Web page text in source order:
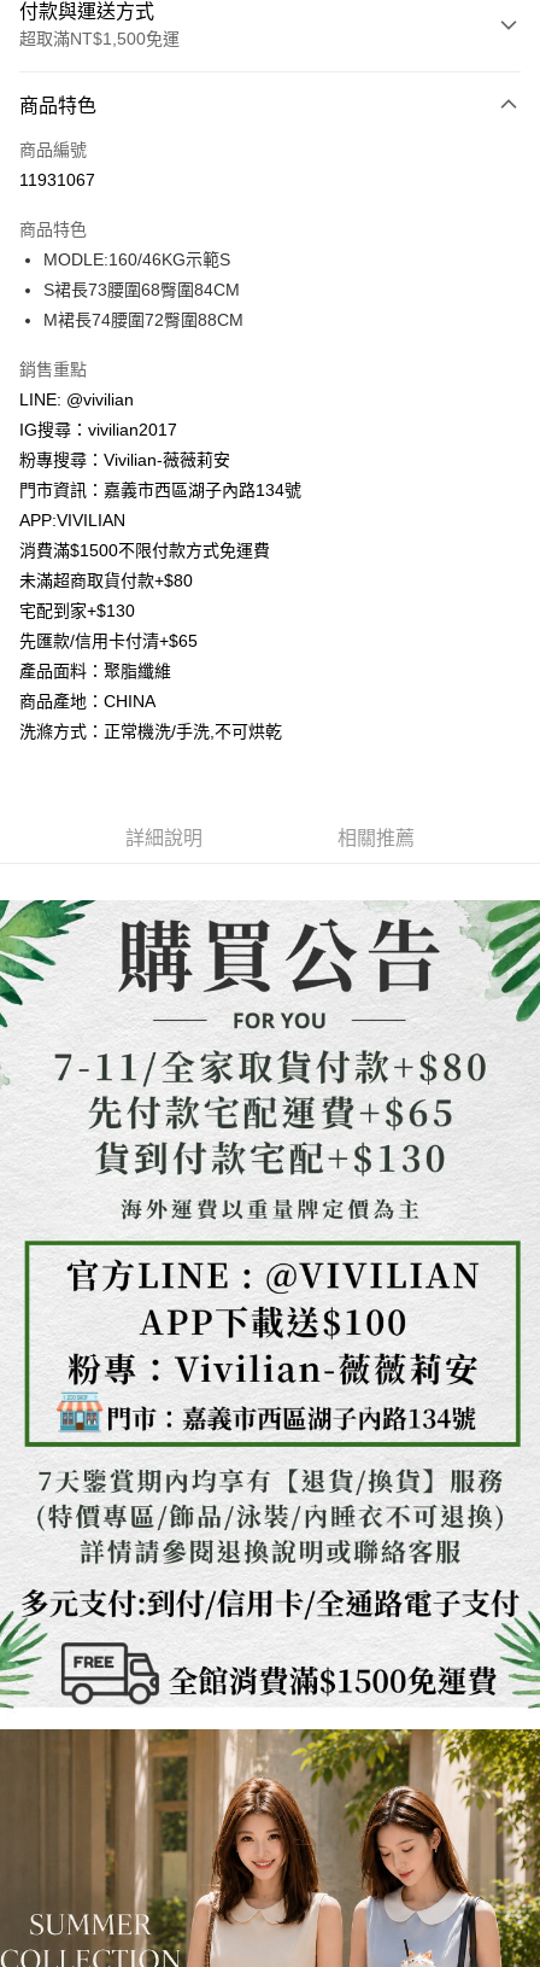
付款與運送方式
超取滿NT$1,500免運
信用卡一次付款
信用卡分期付款
合作金庫商業銀行
華南商業銀行
上海商業儲蓄銀行
國泰世華商業銀行
匯豐（台灣）商業銀行
聯邦商業銀行
元大商業銀行
台新國際商業銀行
台灣樂天信用卡公司
LINE Pay
街口支付
Google Pay
大哥付你分期
相關說明
【大哥付你分期使用說明】
1.本服務由台灣大哥大提供，台灣大哥大用戶可立即使用無須另外申請。
2.付款方式選擇「大哥付你分期」，訂單成立後會自動跳轉到大哥付的交易
流程，驗證手機門號後，選擇欲分期的期數、繳款截止日，確認付款後即完
成交易。
3.實際核准額度、可分期數及費用金額請依後續交易確認頁面所載為準。
4.訂單成立30分鐘內，如未前往確認交易或遇審核未通過，訂單將自動取
消。如遇「轉專審核」未通過狀況，表示未達大哥付你分期系統評分，恕無
法說明評估內容。
【繳款方式說明】
用戶於交易時，得透過本服務購買商品或服務，並由商店將買賣／分期付款
買賣價金債權讓與本公司後，依約使用本公司帳單繳交帳款。
2.基於同意付款使用「大哥付你分期」之契約關係目的，商店將以您的個人
資料（包含姓名、電話或地址）提供予台灣大哥大進項蒐集、處理及利用，
由本公司與您本人進行分期帳單所需資料之確認、核對及更正。
3.完整用戶服務條款，請詳閱以下連結：
https://oppay.tw/userRule
AFTEE先享後付
相關說明
【關於「AFTEE先享後付」】
便利好安心！
１．簡單：不需註冊會員、不需綁卡、不需儲值。
２．便利：只要手機號碼，簡訊認證，即可結帳。
３．安心：先確認商品／服務後，再付款。
３．收到繳費通知簡訊後14天內，點擊此簡訊中的連結，可透過四大超商／
購買商品的店家。未經商家同意取消之訂單仍視為有效，需透過AFTEE先享
後付繳納相關費用。
※ 交易是否成功請以「AFTEE先享後付 」之結帳頁面顯示為準，若有關於
是否繳費成功／繳費後需取消欲退款等相關疑問，請聯繫「AFTEE先享後付
客戶支援中心」
https://netprotections.freshdesk.com/support/home
１．透過由恩沛科技股份有限公司提供之「AFTEE先享後付」服務完成之交
易，需依本服務之必要範圍內提供個人資料，並將交易相關給付款項請求債
權轉讓予恩沛科技股份有限公司。
２．關於個人資料處理事宜，請瀏覽以下網址：
https://aftee.tw/terms/#terms3
３．未成年的使用者請事先徵得法定代理人或監護人之同意方可使用
「AFTEE先享後付」，若未經同意申辦者引起之損失，本公司不負相關責
４．使用「AFTEE先享後付」時，將依據個別帳號之用戶狀況，依本公司即
時審查核予不同之上限額度；若仍有額度不足之情形，本公司將視審查結果
請求用戶進行身份認證。
５．嚴禁一人註冊多個帳號或使用他人資訊註冊。若發現惡意使用之情形，
恩沛科技股份有限公司將有權停止該用戶之使用額度並採取法律行動。
ATM付款
貨到付款
運送方式
先付款宅配到府
每筆NT$65，滿NT$1,500(含以上)免運費
貨到付款
每筆NT$130，滿NT$1,500(含以上)免運費
海外配送 查看運費
商品特色
商品編號
11931067
商品特色
MODLE:160/46KG示範S
S裙長73腰圍68臀圍84CM
M裙長74腰圍72臀圍88CM
銷售重點
LINE: @vivilian
IG搜尋：vivilian2017
粉專搜尋：Vivilian-薇薇莉安
門市資訊：嘉義市西區湖子內路134號
APP:VIVILIAN
消費滿$1500不限付款方式免運費
未滿超商取貨付款+$80
宅配到家+$130
先匯款/信用卡付清+$65
產品面料：聚脂纖維
商品產地：CHINA
洗滌方式：正常機洗/手洗,不可烘乾
詳細說明 相關推薦